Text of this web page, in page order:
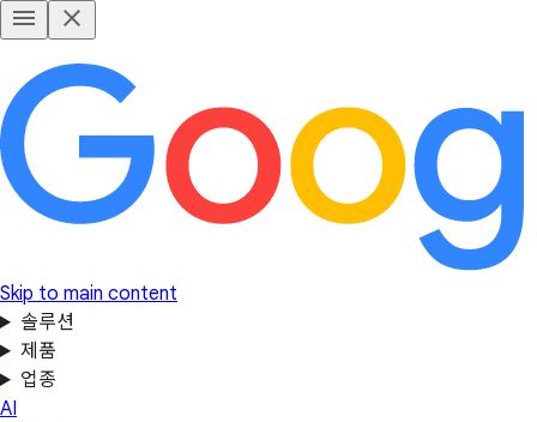
Skip to main content
솔루션
제품
업종
AI